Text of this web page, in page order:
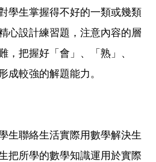
學生掌握得不好的一類或幾類
心設計練習題，注意內容的層
，把握好「會」、「熟」、
成較強的解題能力。
生聯絡生活實際用數學解決生
把所學的數學知識運用於實際